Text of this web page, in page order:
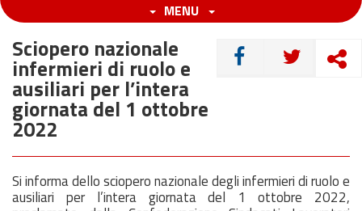
MENU
CONDIVIDI
Sciopero nazionale
infermieri di ruolo e
ausiliari per l’intera
giornata del 1 ottobre
2022
Si informa dello sciopero nazionale degli infermieri di ruolo e
ausiliari per l’intera giornata del 1 ottobre 2022,